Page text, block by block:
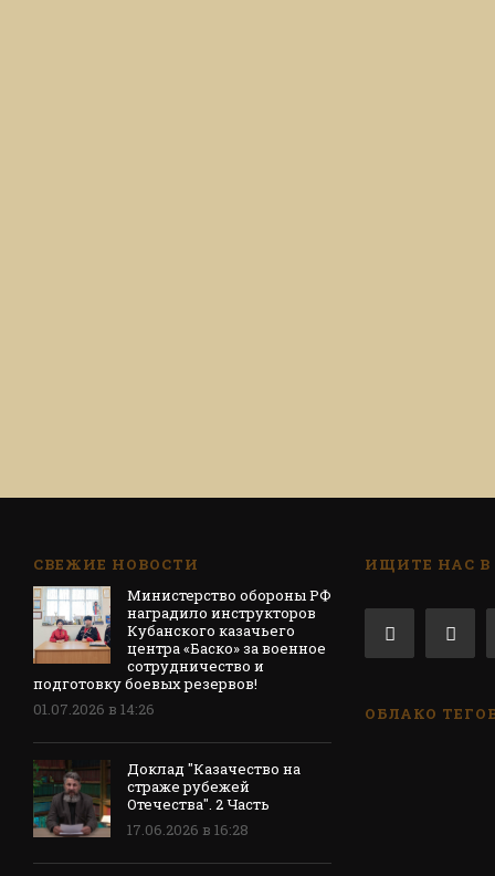
СВЕЖИЕ НОВОСТИ
Министерство обороны РФ
наградило инструкторов
Кубанского казачьего
центра «Баско» за военное
сотрудничество и
подготовку боевых резервов!
01.07.2026 в 14:26
Доклад "Казачество на
страже рубежей
Отечества". 2 Часть
17.06.2026 в 16:28
ИЩИТЕ НАС В
ОБЛАКО